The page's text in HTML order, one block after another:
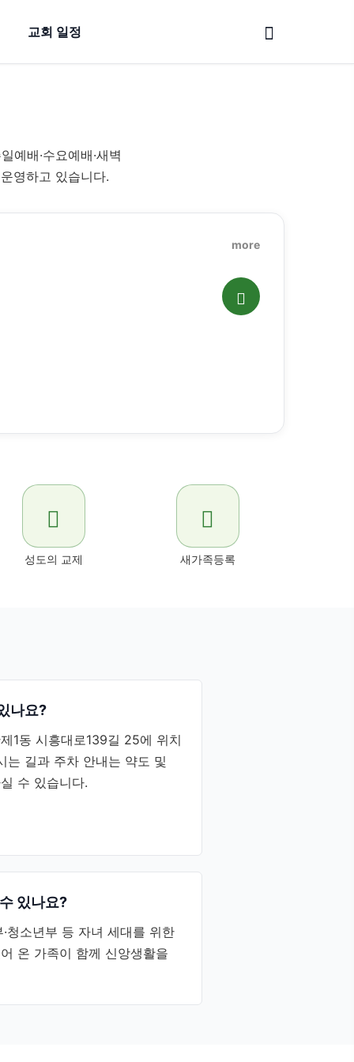
교회 일정
예배·수요예배·새벽
영하고 있습니다.
more
성도의 교제 새가족등록
나요?
1동 시흥대로139길 25에 위치
는 길과 주차 안내는 약도 및
수 있습니다.
있나요?
청소년부 등 자녀 세대를 위한
온 가족이 함께 신앙생활을